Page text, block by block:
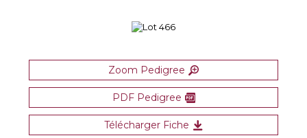
Zoom Pedigree
PDF Pedigree
Télécharger Fiche